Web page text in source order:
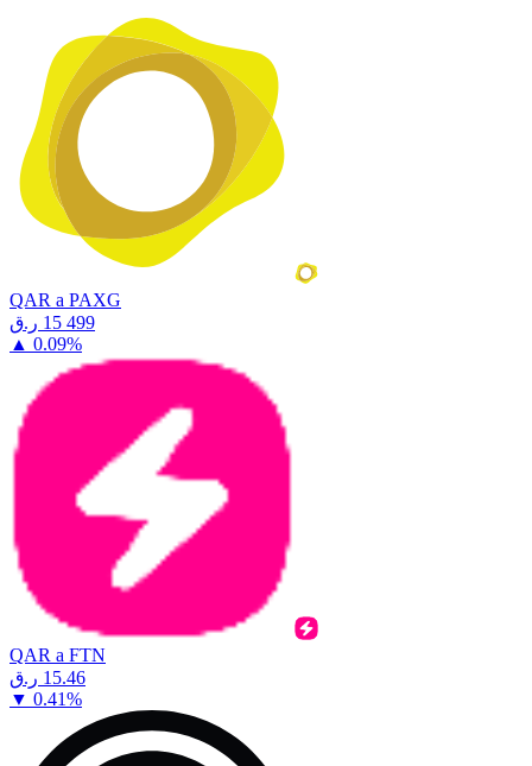
QAR a PAXG
⁦ر.ق⁩ 15 499
▲ 0.09%
QAR a FTN
⁦ر.ق⁩ 15.46
▼ 0.41%